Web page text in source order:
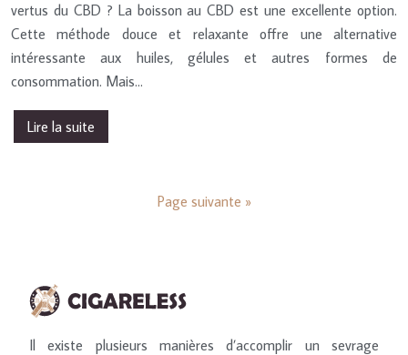
vertus du CBD ? La boisson au CBD est une excellente option.
Cette méthode douce et relaxante offre une alternative
intéressante aux huiles, gélules et autres formes de
consommation. Mais…
Lire la suite
Page suivante »
Il existe plusieurs manières d’accomplir un sevrage